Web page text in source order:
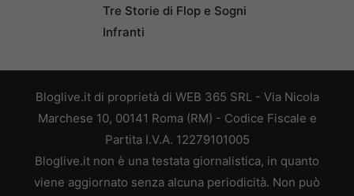
Tre Storie di Flop e Sogni
Infranti
Bloglive.it di proprietà di WEB 365 SRL - Via Nicola
Marchese 10, 00141 Roma (RM) - Codice Fiscale e
Partita I.V.A. 12279101005
Bloglive.it non è una testata giornalistica, in quanto
viene aggiornato senza alcuna periodicità. Non può